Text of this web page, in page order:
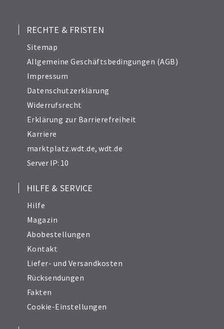
RECHTE & FRISTEN
Sitemap
Allgemeine Geschäftsbedingungen (AGB)
Impressum
Datenschutzerklärung
Widerrufsrecht
Erklärung zur Barrierefreiheit
Karriere
marktplatz.wdt.de,wdt.de
Server IP: 10
HILFE & SERVICE
Hilfe
Magazin
Abobestellungen
Kontakt
Liefer- und Versandkosten
Rücksendungen
Fakten
Cookie-Einstellungen